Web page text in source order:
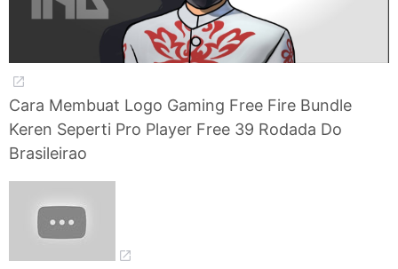
Cara Membuat Logo Gaming Free Fire Bundle
Keren Seperti Pro Player Free 39 Rodada Do
Brasileirao